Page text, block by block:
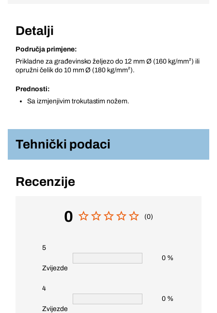
Detalji
Područja primjene:
Prikladne za građevinsko željezo do 12 mm Ø (160 kg/mm²) ili
opružni čelik do 10 mm Ø (180 kg/mm²).
Prednosti:
Sa izmjenjivim trokutastim nožem.
Tehnički podaci
Recenzije
0 (0)
5
Zvijezde
0 %
4
Zvijezde
0 %